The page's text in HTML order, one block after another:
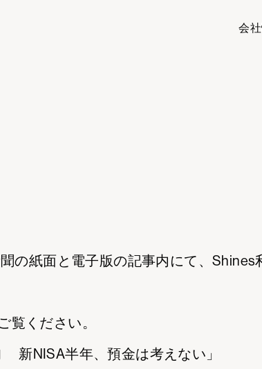
会
の紙面と電子版の記事内にて、Shines
覧ください。
新NISA半年、預金は考えない」